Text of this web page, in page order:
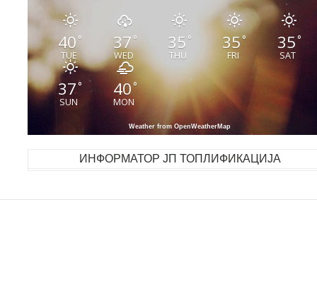
40°
TUE
37°
WED
35 °
THU
35°
FRI
35°
SAT
37°
SUN
40°
MON
Weather from OpenWeatherMap
ИНФОРМАТОР ЈП ТОПЛИФИКАЦИЈА